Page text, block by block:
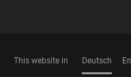
This website in Deutsch